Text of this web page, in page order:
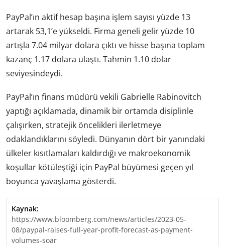
PayPal’ın aktif hesap başına işlem sayısı yüzde 13
artarak 53,1’e yükseldi. Firma geneli gelir yüzde 10
artışla 7.04 milyar dolara çıktı ve hisse başına toplam
kazanç 1.17 dolara ulaştı. Tahmin 1.10 dolar
seviyesindeydi.
PayPal’ın finans müdürü vekili Gabrielle Rabinovitch
yaptığı açıklamada, dinamik bir ortamda disiplinle
çalışırken, stratejik öncelikleri ilerletmeye
odaklandıklarını söyledi. Dünyanın dört bir yanındaki
ülkeler kısıtlamaları kaldırdığı ve makroekonomik
koşullar kötüleştiği için PayPal büyümesi geçen yıl
boyunca yavaşlama gösterdi.
Kaynak:
https://www.bloomberg.com/news/articles/2023-05-
08/paypal-raises-full-year-profit-forecast-as-payment-
volumes-soar